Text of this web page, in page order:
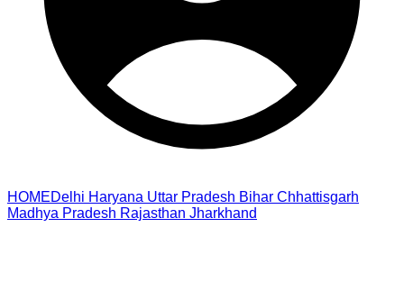
HOMEDelhi Haryana Uttar Pradesh Bihar Chhattisgarh
Madhya Pradesh Rajasthan Jharkhand